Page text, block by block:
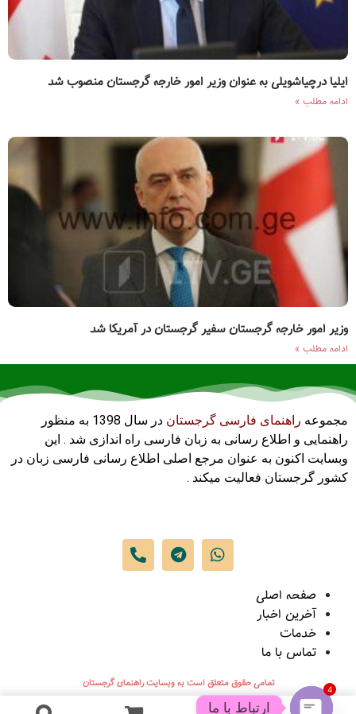
ایلیا درچیاشویلی به عنوان وزیر امور خارجه گرجستان منصوب شد
ادامه مطلب »
وزیر امور خارجه گرجستان سفیر گرجستان در آمریکا شد
ادامه مطلب »
مجموعه راهنمای فارسی گرجستان
در سال 1398 به منظور
راهنمایی و اطلاع رسانی به زبان فارسی راه اندازی شد . این
وبسایت اکنون به عنوان مرجع اصلی اطلاع رسانی فارسی زبان در
کشور گرجستان فعالیت میکند .
صفحه اصلی
آخرین اخبار
خدمات
تماس با ما
تمامی حقوق متعلق است به وبسایت راهنمای گرجستان
ارتباط با ما
4